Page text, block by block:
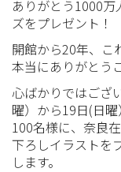
ありがとう1000
ズをプレゼント！
開館から20年、こ
本当にありがとう
心ばかりではござ
曜）から19日(日
100名様に、奈良
下ろしイラストを
します。